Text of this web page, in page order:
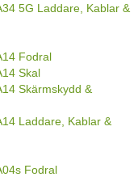
5G Laddare, Kablar &
Fodral
Skal
Skärmskydd &
Laddare, Kablar &
Fodral